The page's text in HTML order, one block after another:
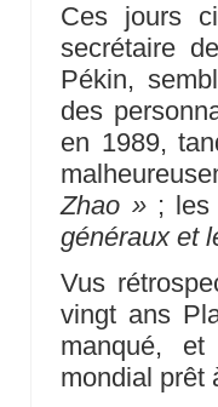
Ces jours
secrétaire
Pékin,
des
en 1989,
Zhao »; les
généraux et
Vus
vingt ans
manqué, et
mondial prêt